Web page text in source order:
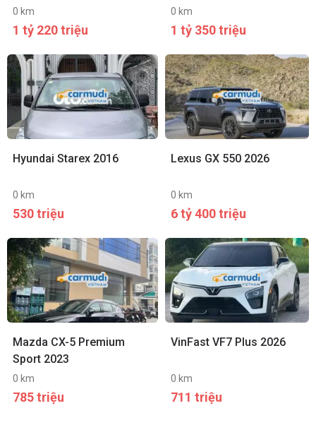
0 km
1 tỷ 220 triệu
0 km
1 tỷ 350 triệu
Hyundai Starex 2016
0 km
530 triệu
Lexus GX 550 2026
0 km
6 tỷ 400 triệu
Mazda CX-5 Premium
Sport 2023
0 km
785 triệu
VinFast VF7 Plus 2026
0 km
711 triệu